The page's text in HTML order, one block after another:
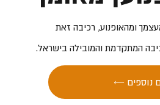
נוספים
ומהאופנוע, רכיבה זאת
המתקדמת והמובילה בישראל.